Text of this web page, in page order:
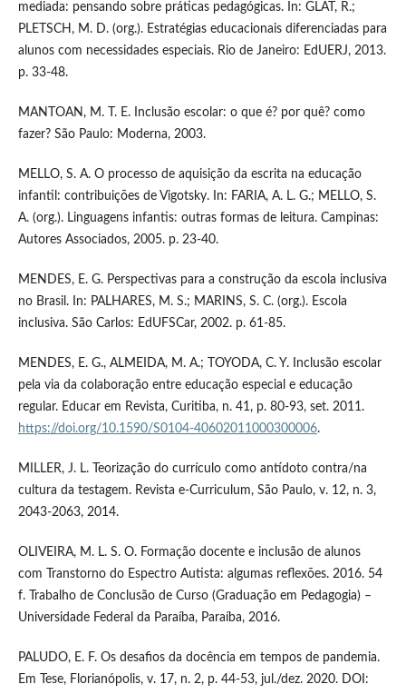
mediada: pensando sobre práticas pedagógicas. In: GLAT, R.;
PLETSCH, M. D. (org.). Estratégias educacionais diferenciadas para
alunos com necessidades especiais. Rio de Janeiro: EdUERJ, 2013.
p. 33-48.
MANTOAN, M. T. E. Inclusão escolar: o que é? por quê? como
fazer? São Paulo: Moderna, 2003.
MELLO, S. A. O processo de aquisição da escrita na educação
infantil: contribuições de Vigotsky. In: FARIA, A. L. G.; MELLO, S.
A. (org.). Linguagens infantis: outras formas de leitura. Campinas:
Autores Associados, 2005. p. 23-40.
MENDES, E. G. Perspectivas para a construção da escola inclusiva
no Brasil. In: PALHARES, M. S.; MARINS, S. C. (org.). Escola
inclusiva. São Carlos: EdUFSCar, 2002. p. 61-85.
MENDES, E. G., ALMEIDA, M. A.; TOYODA, C. Y. Inclusão escolar
pela via da colaboração entre educação especial e educação
regular. Educar em Revista, Curitiba, n. 41, p. 80-93, set. 2011.
https://doi.org/10.1590/S0104-40602011000300006.
MILLER, J. L. Teorização do currículo como antídoto contra/na
cultura da testagem. Revista e-Curriculum, São Paulo, v. 12, n. 3,
2043-2063, 2014.
OLIVEIRA, M. L. S. O. Formação docente e inclusão de alunos
com Transtorno do Espectro Autista: algumas reflexões. 2016. 54
f. Trabalho de Conclusão de Curso (Graduação em Pedagogia) –
Universidade Federal da Paraíba, Paraíba, 2016.
PALUDO, E. F. Os desafios da docência em tempos de pandemia.
Em Tese, Florianópolis, v. 17, n. 2, p. 44-53, jul./dez. 2020. DOI: